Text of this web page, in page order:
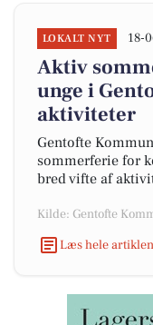
LOKALT NYT 18-
Aktiv
unge i
aktiviteter
Gentofte
sommerferie for
bred vifte af
Kilde: Gentofte
Læs hele